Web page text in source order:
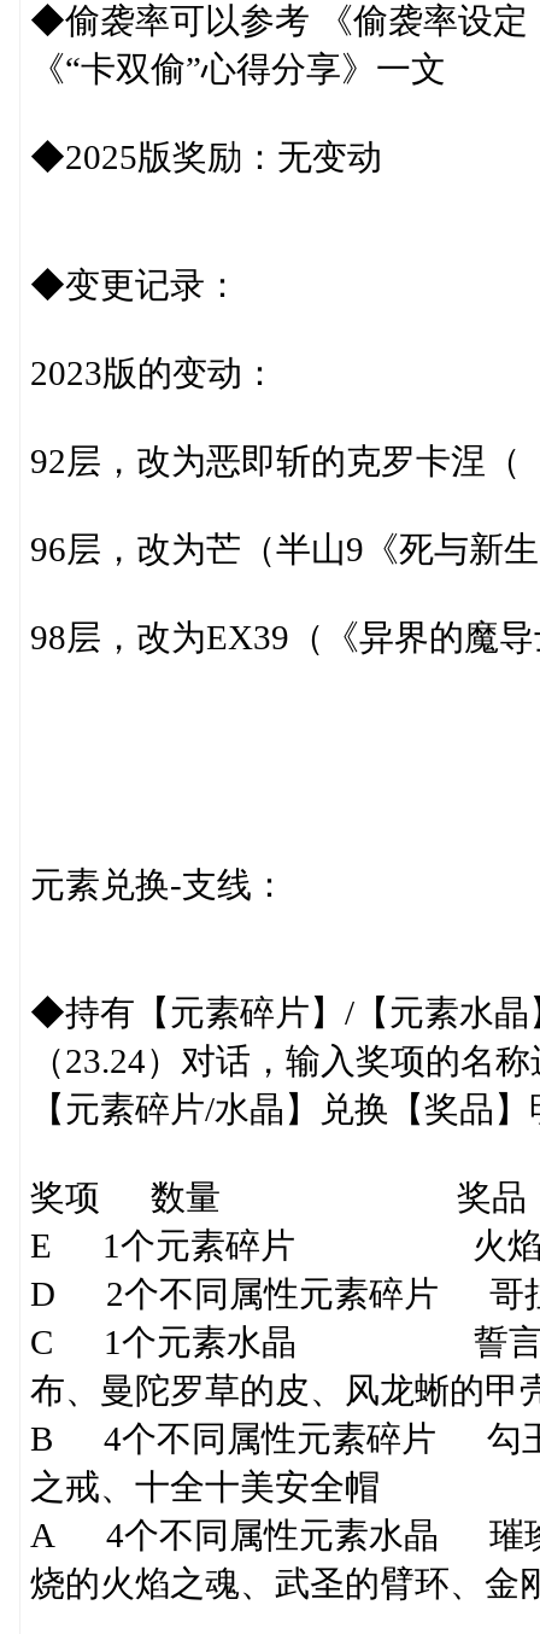
◆偷袭率可以参考 《偷袭率设定
《“卡双偷”心得分享》一文
◆2025版奖励：无变动
◆变更记录：
2023版的变动：
92层，改为恶即斩的克罗卡涅（
96层，改为芒（半山9《死与新
98层，改为EX39（《异界的魔
元素兑换-支线：
◆持有【元素碎片】/【元素水
（23.24）对话，输入奖项的名
【元素碎片/水晶】兑换【奖品
奖项 数量 奖品（随
E 1个元素碎片 火焰鼠/大
D 2个不同属性元素碎片 哥拉
C 1个元素水晶 誓言之证
布、曼陀罗草的皮、风龙蜥的甲
B 4个不同属性元素碎片 勾玉
之戒、十全十美安全帽
A 4个不同属性元素水晶 璀璨
烧的火焰之魂、武圣的臂环、金